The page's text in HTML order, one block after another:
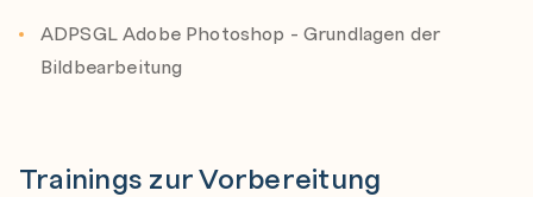
Verminderung von Störgeräuschen
ADPSGL Adobe Photoshop - Grundlagen der
Bildbearbeitung
Trainings zur Vorbereitung